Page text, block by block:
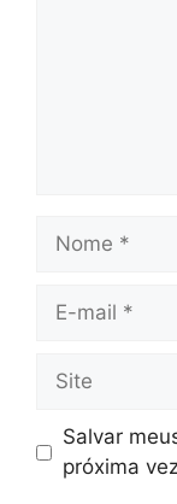
Nome
Site
Salvar
próxima